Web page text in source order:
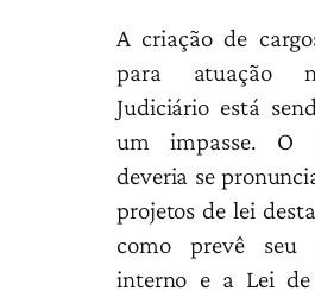
A criação de
para atuação
Judiciário está
um impasse. O
deveria se
projetos de lei
como prevê seu
interno e a Lei de